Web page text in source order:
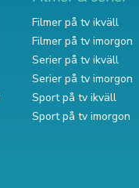
Filmer på tv ikväll
Filmer på tv imorgon
Serier på tv ikväll
Serier på tv imorgon
Sport på tv ikväll
Sport på tv imorgon